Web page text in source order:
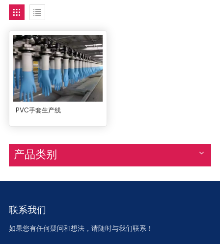
PVC手套生产线
产品类别
联系我们
如果您有任何疑问和想法，请随时与我们联系！